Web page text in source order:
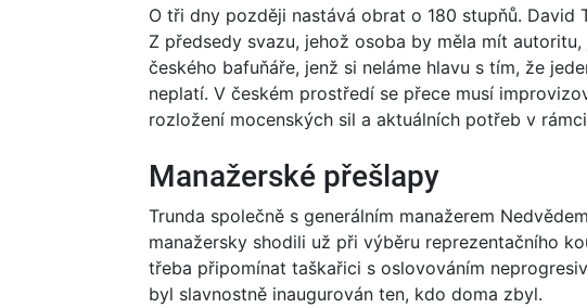
O tři dny později nastává obrat o 180 stupňů. David
Z předsedy svazu, jehož osoba by měla mít
českého bafuňáře, jenž si neláme hlavu s tím, že
neplatí. V českém prostředí se přece musí
rozložení mocenských sil a aktuálních potřeb v
Manažerské přešlapy
Trunda společně s generálním manažerem
manažersky shodili už při výběru reprezentačního
třeba připomínat taškařici s oslovováním
byl slavnostně inaugurován ten, kdo doma zbyl.